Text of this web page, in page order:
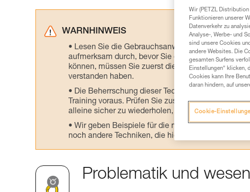
WARNHINWEIS
Lesen Sie die Gebrauchsanweisungen der
aufmerksam durch, bevor Sie diesen zu Rate
können, müssen Sie zuerst die in der
verstanden haben.
Die Beherrschung dieser Techniken setzt eine
Training voraus. Prüfen Sie zusammen mit einem
alleine sicher zu wiederholen, bevor Sie ihn
Wir geben Beispiele für die mit Ihrer Aktivität
noch andere Techniken, die hier nicht beschrieben
Problematik und
Wir (PETZL
Funktionieren unserer
Datenverkehr zu
Analyse-, Werbe- und
sind unsere Cookies
andere Websites. Die
gesamten Surfens
Einstellungen“ klicken,
Cookies kann Ihre
daran hindern, auf
Cookie-